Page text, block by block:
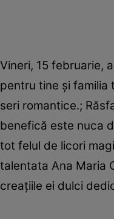
Vineri, 15 februarie,
pentru tine şi familia
seri romantice.;
benefică este nuca
tot felul de licori
talentata Ana Maria
creaţiile ei dulci